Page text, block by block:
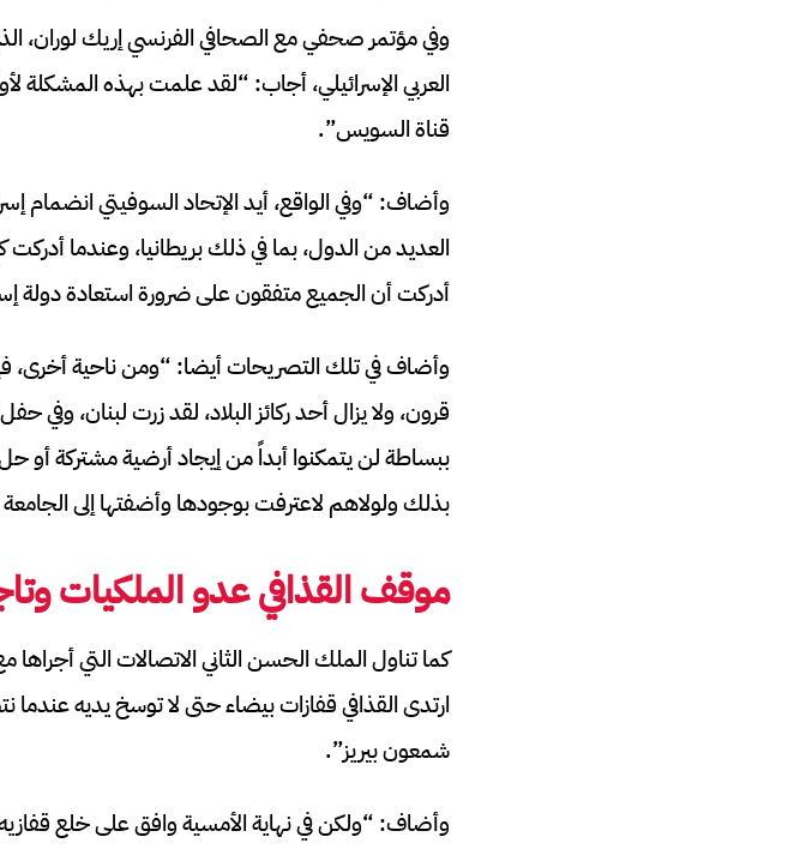
وفي مؤتمر صحفي مع الصحافي الفرنسي إريك لوران،
قناة السويس”.
وأضاف: “وفي الواقع، أيد الإتحاد السوفيتي انضمام
العديد من الدول، بما في ذلك بريطانيا، وعندما
أدركت أن الجميع متفقون على ضرورة استعادة دولة
وأضاف في تلك التصريحات أيضا: “ومن ناحية أخرى،
قرون، ولا يزال أحد ركائز البلاد، لقد زرت لبنان،
ببساطة لن يتمكنوا أبداً من إيجاد أرضية مشتركة أو
بذلك ولولاهم لاعترفت بوجودها وأضفتها إلى الجامعة
موقف القذافي عدو الملكيات
كما تناول الملك الحسن الثاني الاتصالات التي أجراها
ارتدى القذافي قفازات بيضاء حتى لا توسخ يديه
شمعون بيريز”.
وأضاف: “ولكن في نهاية الأمسية وافق على خلع